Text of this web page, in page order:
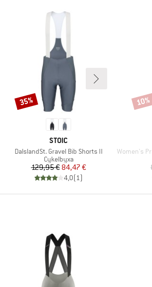
VARUMÄRKE
STOIC
Produkter
DalslandSt. Gravel Bib Shorts II
Produktgrupp
Cykelbyxa
Pris
129,95 €Reducerat pris
84,47 €
4,0(1)
Rabatt
35%
Produkter
Women's
10%